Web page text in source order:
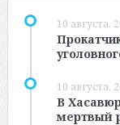
10 августа,
10 августа,
В
мертвый